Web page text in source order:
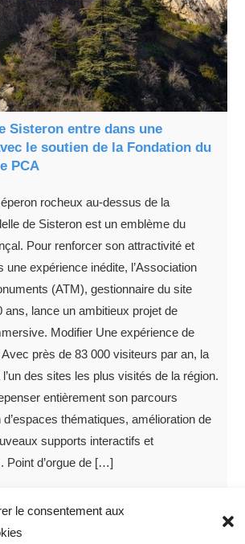
le consentement aux
Sisteron entre dans une
le soutien de la Fondation du
PCA
rocheux au-dessus de la
de Sisteron est un emblème du
Pour renforcer son attractivité et
une expérience inédite, l’Association
(ATM), gestionnaire du site
ans, lance un ambitieux projet de
Modifier Une expérience de
près de 83 000 visiteurs par an, la
des sites les plus visités de la région.
entièrement son parcours
thématiques, amélioration de
supports interactifs et
Point d’orgue de […]